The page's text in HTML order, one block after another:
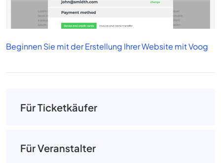
Beginnen Sie mit der Erstellung Ihrer Website mit Voog
Für Ticketkäufer
Für Veranstalter